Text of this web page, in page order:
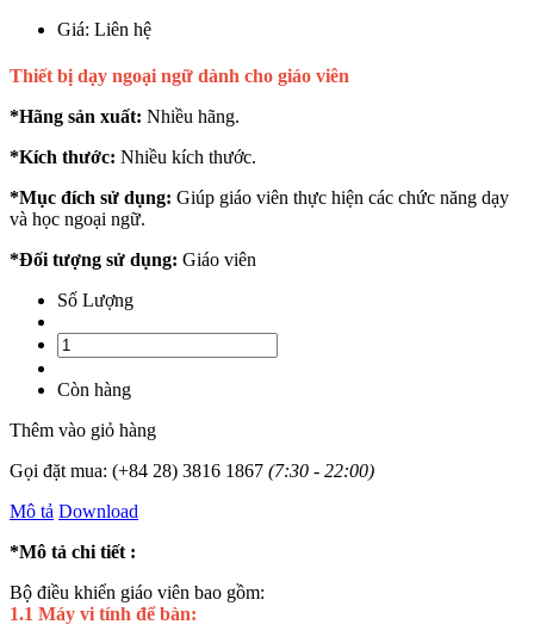
Giá: Liên hệ
Thiết bị dạy ngoại ngữ dành cho giáo viên
*Hãng sản xuất: Nhiều hãng.
*Kích thước: Nhiều kích thước.
*Mục đích sử dụng: Giúp giáo viên thực hiện các chức năng dạy
và học ngoại ngữ.
*Đối tượng sử dụng: Giáo viên
Số Lượng
Còn hàng
Thêm vào giỏ hàng
Gọi đặt mua: (+84 28) 3816 1867 (7:30 - 22:00)
Mô tả Download
*Mô tả chi tiết :
Bộ điều khiển giáo viên bao gồm:
1.1 Máy vi tính để bàn: